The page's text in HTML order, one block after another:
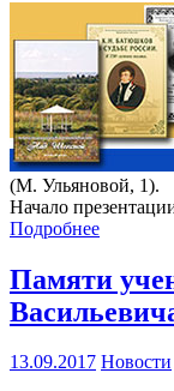
(М. Ульяновой, 1).
Начало
Подробнее
Памяти
13.09.2017 Новости